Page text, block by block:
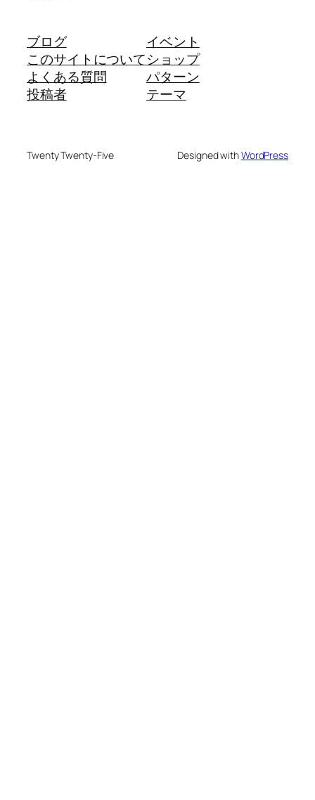
ブログ
このサイトについて
よくある質問
投稿者
イベント
ショップ
パターン
テーマ
Twenty Twenty-Five Designed withWordPress